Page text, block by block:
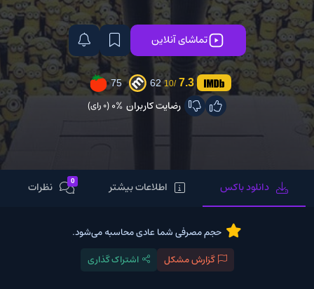
تماشای آنلاین
7.3
/10
62
75
رضایت کاربران 0%(0 رای)
دانلود باکس اطلاعات بیشتر 0 نظرات
حجم مصرفی شما عادی محاسبه می‌شود.
گزارش مشکل
اشتراک گذاری